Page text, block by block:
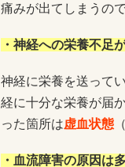
痛みが出てしまうの
・神経への栄養不足
神経に栄養を送って
経に十分な栄養が届
った箇所は虚血状態
・血流障害の原因は